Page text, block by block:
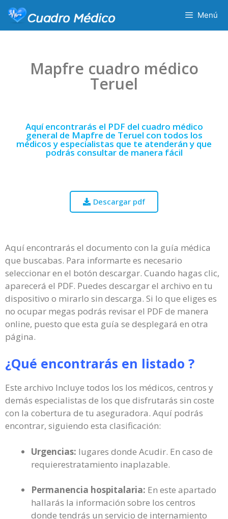
Menú
Mapfre cuadro médico
Teruel
Aquí encontrarás el PDF del cuadro médico
general de Mapfre de Teruel con todos los
médicos y especialistas que te atenderán y que
podrás consultar de manera fácil
Descargar pdf
Aquí encontrarás el documento con la guía médica
que buscabas. Para informarte es necesario
seleccionar en el botón descargar. Cuando hagas clic,
aparecerá el PDF. Puedes descargar el archivo en tu
dispositivo o mirarlo sin descarga. Si lo que eliges es
no ocupar megas podrás revisar el PDF de manera
online, puesto que esta guía se desplegará en otra
página.
¿Qué encontrarás en listado ?
Este archivo Incluye todos los los médicos, centros y
demás especialistas de los que disfrutarás sin coste
con la cobertura de tu aseguradora. Aquí podrás
encontrar, siguiendo esta clasificación:
Urgencias: lugares donde Acudir. En caso de
requierestratamiento inaplazable.
Permanencia hospitalaria: En este apartado
hallarás la información sobre los centros
donde tendrás un servicio de internamiento